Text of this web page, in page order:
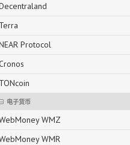
Terra
Protocol
TONcoin
电子货币
WMZ
WMR